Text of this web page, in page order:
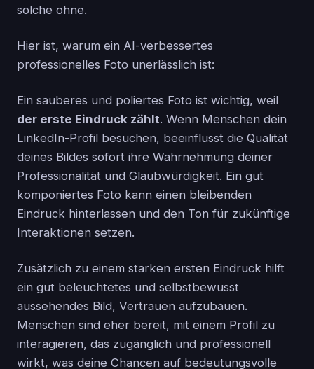
solche ohne.
Hier ist, warum ein AI-verbessertes
professionelles Foto unerlässlich ist:
Ein sauberes und poliertes Foto ist wichtig, weil
der erste Eindruck zählt. Wenn Menschen dein
LinkedIn-Profil besuchen, beeinflusst die Qualität
deines Bildes sofort ihre Wahrnehmung deiner
Professionalität und Glaubwürdigkeit. Ein gut
komponiertes Foto kann einen bleibenden
Eindruck hinterlassen und den Ton für zukünftige
Interaktionen setzen.
Zusätzlich zu einem starken ersten Eindruck hilft
ein gut beleuchtetes und selbstbewusst
aussehendes Bild, Vertrauen aufzubauen.
Menschen sind eher bereit, mit einem Profil zu
interagieren, das zugänglich und professionell
wirkt, was deine Chancen auf bedeutungsvolle